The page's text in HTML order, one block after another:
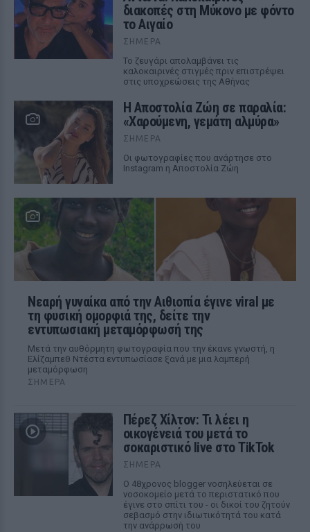
διακοπές στη Μύκονο με φόντο
το Αιγαίο
ΣΉΜΕΡΑ
Το ζευγάρι απολαμβάνει τις
καλοκαιρινές στιγμές πριν επιστρέψει
στις υποχρεώσεις της Αθήνας
Η Αποστολία Ζώη σε παραλία:
«Χαρούμενη, γεμάτη αλμύρα»
ΣΉΜΕΡΑ
Οι φωτογραφίες που ανάρτησε στο
Instagram η Αποστολία Ζώη
Νεαρή γυναίκα από την Αιθιοπία έγινε viral με
τη φυσική ομορφιά της, δείτε την
εντυπωσιακή μεταμόρφωσή της
Μετά την αυθόρμητη φωτογραφία που την έκανε γνωστή, η
Ελίζαμπεθ Ντέστα εντυπωσίασε ξανά με μια λαμπερή
μεταμόρφωση
ΣΉΜΕΡΑ
Πέρεζ Χίλτον: Τι λέει η
οικογένειά του μετά το
σοκαριστικό live στο TikTok
ΣΉΜΕΡΑ
Ο 48χρονος blogger νοσηλεύεται σε
νοσοκομείο μετά το περιστατικό που
έγινε στο σπίτι του - οι δικοί του ζητούν
σεβασμό στην ιδιωτικότητά του κατά
την ανάρρωσή του